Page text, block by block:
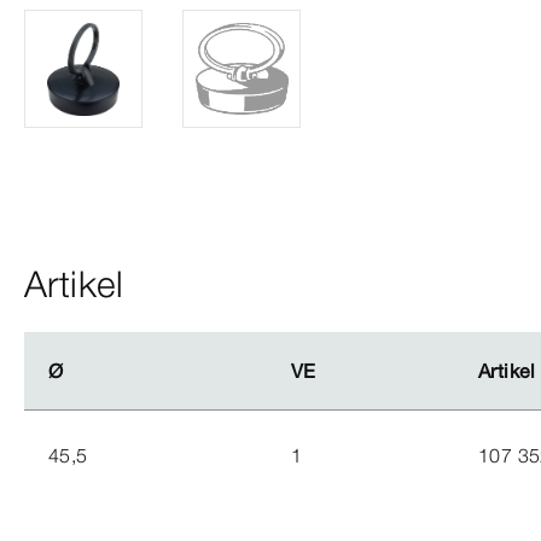
Artikel
Ø VE Artikel
Ø VE Artikel
45,5 1 107